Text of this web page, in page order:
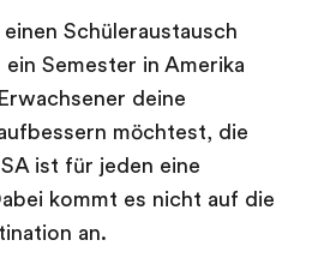
Schüleraustausch
Semester in Amerika
deine
möchtest, die
ist für jeden eine
kommt es nicht auf die
an.